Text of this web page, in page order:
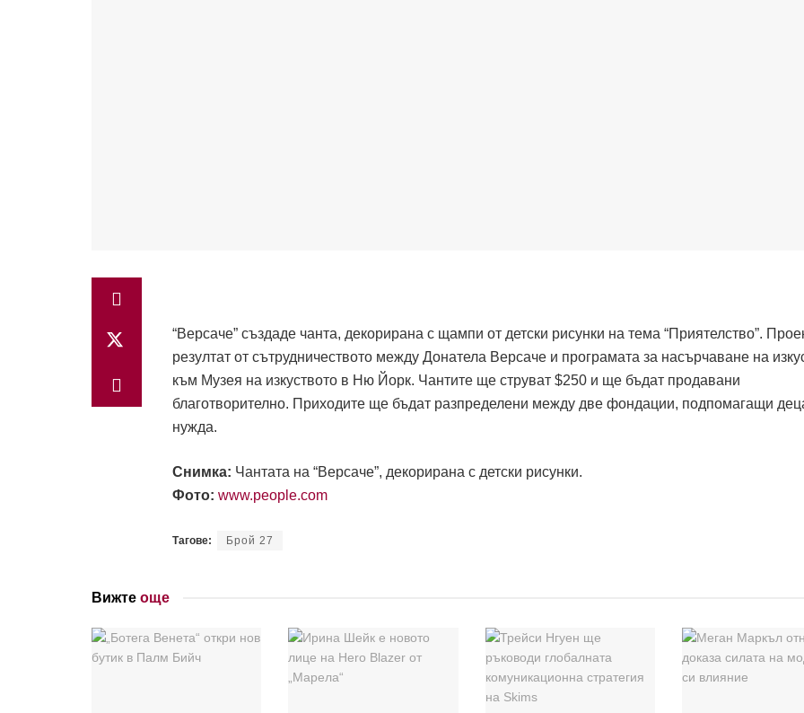
“Версаче” създаде чанта, декорирана с щампи от детски рисунки на тема “Приятелство”.
резултат от сътрудничеството между Донатела Версаче и програмата за насърчаване на
към Музея на изкуството в Ню Йорк. Чантите ще струват $250 и ще бъдат продавани
благотворително. Приходите ще бъдат разпределени между две фондации, подпомагащи
нужда.
Снимка: Чантата на “Версаче”, декорирана с детски рисунки.
Фото: www.people.com
Тагове: Брой 27
Вижте още